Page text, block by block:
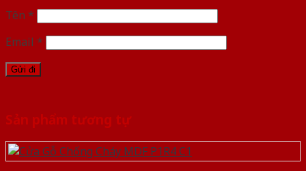
Tên *
Email *
Sản phẩm tương tự